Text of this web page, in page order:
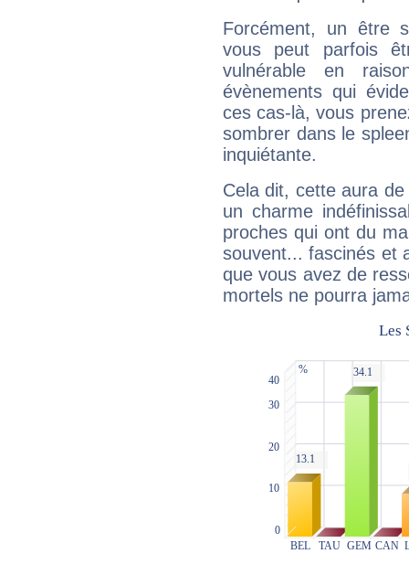
Forcément, un être
vous peut parfois
vulnérable en
évènements qui
ces cas-là, vous
sombrer dans le
inquiétante.
Cela dit, cette aura
un charme
proches qui ont du
souvent... fascinés et
que vous avez de
mortels ne pourra